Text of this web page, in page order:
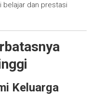
belajar dan prestasi
Keluarga